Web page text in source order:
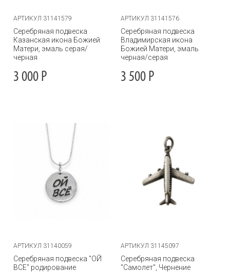
АРТИКУЛ 31141579
Серебряная подвеска
Казанская икона Божией
Матери, эмаль серая/
черная
3 000 Р
АРТИКУЛ 31141576
Серебряная подвеска
Владимирская икона
Божией Матери, эмаль
черная/серая
3 500 Р
АРТИКУЛ 31140059
Серебряная подвеска "ОЙ
ВСЕ" родирование
АРТИКУЛ 31145097
Серебряная подвеска
"Самолет", Чернение